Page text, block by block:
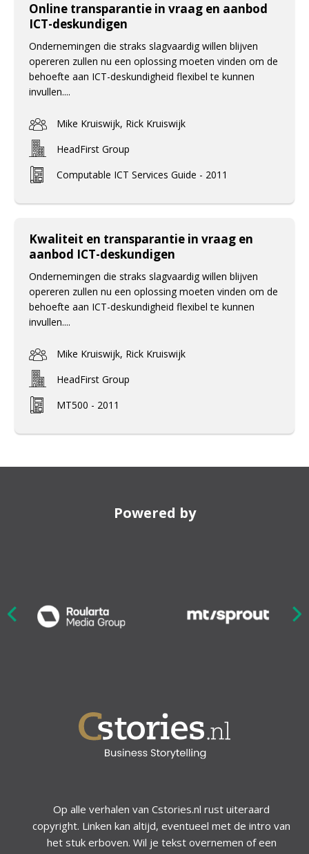
Online transparantie in vraag en aanbod
ICT-deskundigen
Ondernemingen die straks slagvaardig willen blijven
opereren zullen nu een oplossing moeten vinden om de
behoefte aan ICT-deskundigheid flexibel te kunnen
invullen....
Mike Kruiswijk, Rick Kruiswijk
HeadFirst Group
Computable ICT Services Guide - 2011
Kwaliteit en transparantie in vraag en
aanbod ICT-deskundigen
Ondernemingen die straks slagvaardig willen blijven
opereren zullen nu een oplossing moeten vinden om de
behoefte aan ICT-deskundigheid flexibel te kunnen
invullen....
Mike Kruiswijk, Rick Kruiswijk
HeadFirst Group
MT500 - 2011
Powered by
Op alle verhalen van Cstories.nl rust uiteraard
copyright. Linken kan altijd, eventueel met de intro van
het stuk erboven. Wil je tekst overnemen of een